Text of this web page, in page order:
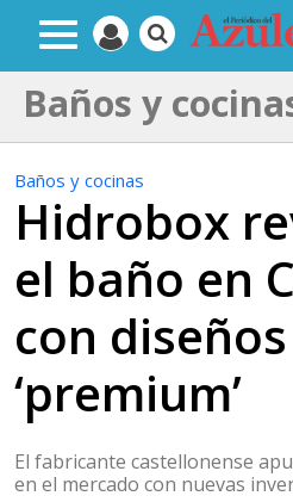
Baños y
Baños y cocinas
Hidrobox
el baño en
con diseños
‘premium’
El fabricante castellonense
en el mercado con nuevas